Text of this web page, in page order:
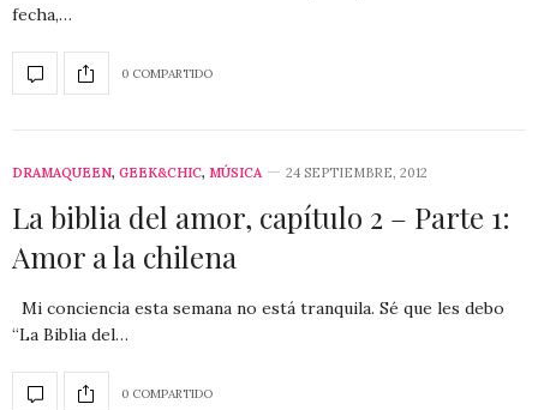
fecha,…
0 COMPARTIDO
DRAMAQUEEN, GEEK&CHIC, MÚSICA 24 SEPTIEMBRE, 2012
La biblia del amor, capítulo 2 – Parte 1:
Amor a la chilena
Mi conciencia esta semana no está tranquila. Sé que les debo
“La Biblia del…
0 COMPARTIDO